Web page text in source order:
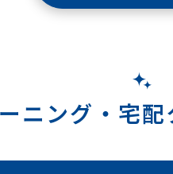
ニング・ 宅